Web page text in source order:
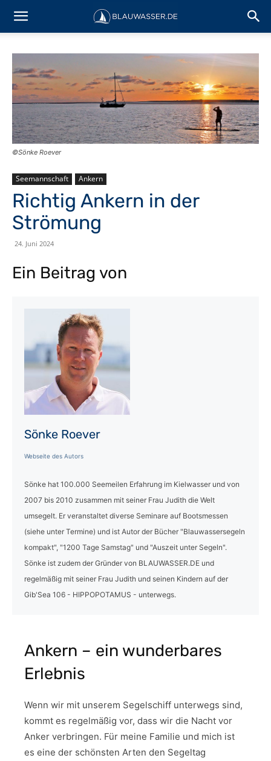
©Sönke Roever
Seemannschaft Ankern
Richtig Ankern in der
Strömung
24. Juni 2024
Ein Beitrag von
Sönke Roever
Webseite des Autors
Sönke hat 100.000 Seemeilen Erfahrung im Kielwasser und von
2007 bis 2010 zusammen mit seiner Frau Judith die Welt
umsegelt. Er veranstaltet diverse Seminare auf Bootsmessen
(siehe unter Termine) und ist Autor der Bücher "Blauwassersegeln
kompakt", "1200 Tage Samstag" und "Auszeit unter Segeln".
Sönke ist zudem der Gründer von BLAUWASSER.DE und
regelmäßig mit seiner Frau Judith und seinen Kindern auf der
Gib'Sea 106 - HIPPOPOTAMUS - unterwegs.
Ankern – ein wunderbares
Erlebnis
Wenn wir mit unserem Segelschiff unterwegs sind,
kommt es regelmäßig vor, dass wir die Nacht vor
Anker verbringen. Für meine Familie und mich ist
es eine der schönsten Arten den Segeltag